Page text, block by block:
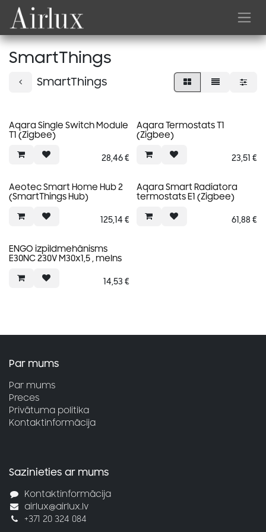
Skip to Content
SmartThings
SmartThings
Aqara Single Switch Module
T1 (Zigbee)
28,46€
Aqara Termostats T1
(Zigbee)
23,51 €
Aeotec Smart Home Hub 2
(SmartThings Hub)
125,14 €
Aqara Smart Radiatora
termostats E1 (Zigbee)
61,88 €
ENGO izpildmehānisms
E30NC 230V M30x1,5 , melns
14,53 €
Par mums
Par mums
Preces
Privātuma politika
Kontaktinformācija
Sazinieties ar mums
Kontaktinformācija
airlux@airlux.lv
+371 20 324 084